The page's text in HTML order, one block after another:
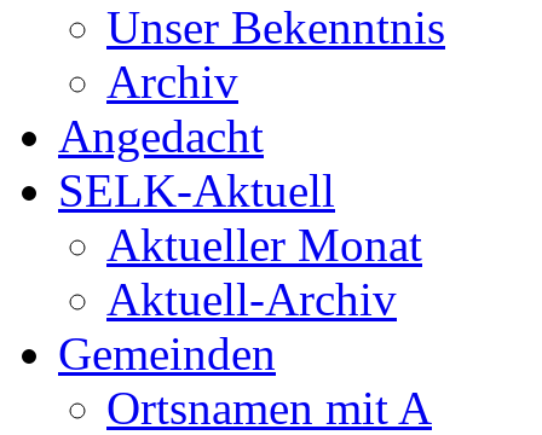
Unser Bekenntnis
Archiv
Angedacht
SELK-Aktuell
Aktueller Monat
Aktuell-Archiv
Gemeinden
Ortsnamen mit A